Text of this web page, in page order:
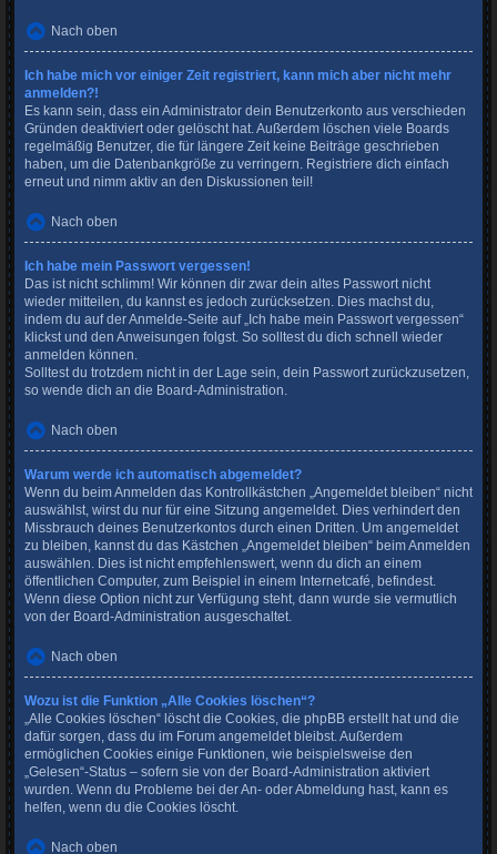
Nach oben
Ich habe mich vor einiger Zeit registriert, kann mich aber nicht mehr
anmelden?!
Es kann sein, dass ein Administrator dein Benutzerkonto aus verschieden
Gründen deaktiviert oder gelöscht hat. Außerdem löschen viele Boards
regelmäßig Benutzer, die für längere Zeit keine Beiträge geschrieben
haben, um die Datenbankgröße zu verringern. Registriere dich einfach
erneut und nimm aktiv an den Diskussionen teil!
Nach oben
Ich habe mein Passwort vergessen!
Das ist nicht schlimm! Wir können dir zwar dein altes Passwort nicht
wieder mitteilen, du kannst es jedoch zurücksetzen. Dies machst du,
indem du auf der Anmelde-Seite auf „Ich habe mein Passwort vergessen“
klickst und den Anweisungen folgst. So solltest du dich schnell wieder
anmelden können.
Solltest du trotzdem nicht in der Lage sein, dein Passwort zurückzusetzen,
so wende dich an die Board-Administration.
Nach oben
Warum werde ich automatisch abgemeldet?
Wenn du beim Anmelden das Kontrollkästchen „Angemeldet bleiben“ nicht
auswählst, wirst du nur für eine Sitzung angemeldet. Dies verhindert den
Missbrauch deines Benutzerkontos durch einen Dritten. Um angemeldet
zu bleiben, kannst du das Kästchen „Angemeldet bleiben“ beim Anmelden
auswählen. Dies ist nicht empfehlenswert, wenn du dich an einem
öffentlichen Computer, zum Beispiel in einem Internetcafé, befindest.
Wenn diese Option nicht zur Verfügung steht, dann wurde sie vermutlich
von der Board-Administration ausgeschaltet.
Nach oben
Wozu ist die Funktion „Alle Cookies löschen“?
„Alle Cookies löschen“ löscht die Cookies, die phpBB erstellt hat und die
dafür sorgen, dass du im Forum angemeldet bleibst. Außerdem
ermöglichen Cookies einige Funktionen, wie beispielsweise den
„Gelesen“-Status – sofern sie von der Board-Administration aktiviert
wurden. Wenn du Probleme bei der An- oder Abmeldung hast, kann es
helfen, wenn du die Cookies löscht.
Nach oben